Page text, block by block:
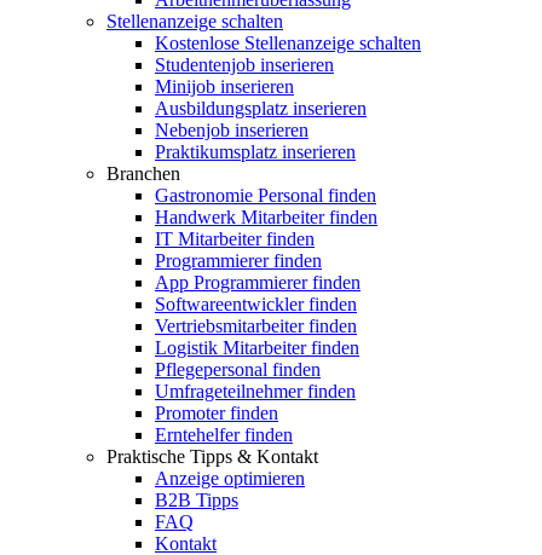
Stellenanzeige schalten
Kostenlose Stellenanzeige schalten
Studentenjob inserieren
Minijob inserieren
Ausbildungsplatz inserieren
Nebenjob inserieren
Praktikumsplatz inserieren
Branchen
Gastronomie Personal finden
Handwerk Mitarbeiter finden
IT Mitarbeiter finden
Programmierer finden
App Programmierer finden
Softwareentwickler finden
Vertriebsmitarbeiter finden
Logistik Mitarbeiter finden
Pflegepersonal finden
Umfrageteilnehmer finden
Promoter finden
Erntehelfer finden
Praktische Tipps & Kontakt
Anzeige optimieren
B2B Tipps
FAQ
Kontakt